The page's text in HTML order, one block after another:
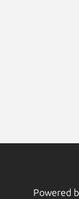
Powered